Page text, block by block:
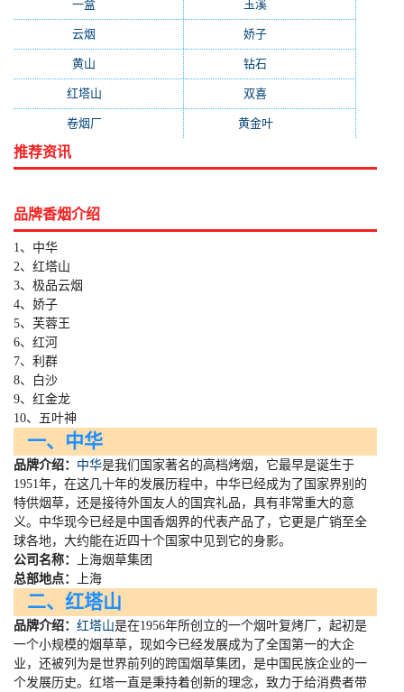
一盒 玉溪
云烟 娇子
黄山 钻石
红塔山 双喜
卷烟厂(154) 黄金叶(151)
推荐资讯
品牌香烟介绍
1、中华
2、红塔山
3、极品云烟
4、娇子
5、芙蓉王
6、红河
7、利群
8、白沙
9、红金龙
10、五叶神
一、中华
品牌介绍： 中华是我们国家著名的高档烤烟，它最早是诞生于
1951年，在这几十年的发展历程中，中华已经成为了国家界别的
特供烟草，还是接待外国友人的国宾礼品，具有非常重大的意
义。中华现今已经是中国香烟界的代表产品了，它更是广销至全
球各地，大约能在近四十个国家中见到它的身影。
公司名称：
上海烟草集团
总部地点：
上海
二、红塔山
品牌介绍： 红塔山是在1956年所创立的一个烟叶复烤厂，起初是
一个小规模的烟草草，现如今已经发展成为了全国第一的大企
业，还被列为是世界前列的跨国烟草集团，是中国民族企业的一
个发展历史。红塔一直是秉持着创新的理念，致力于给消费者带